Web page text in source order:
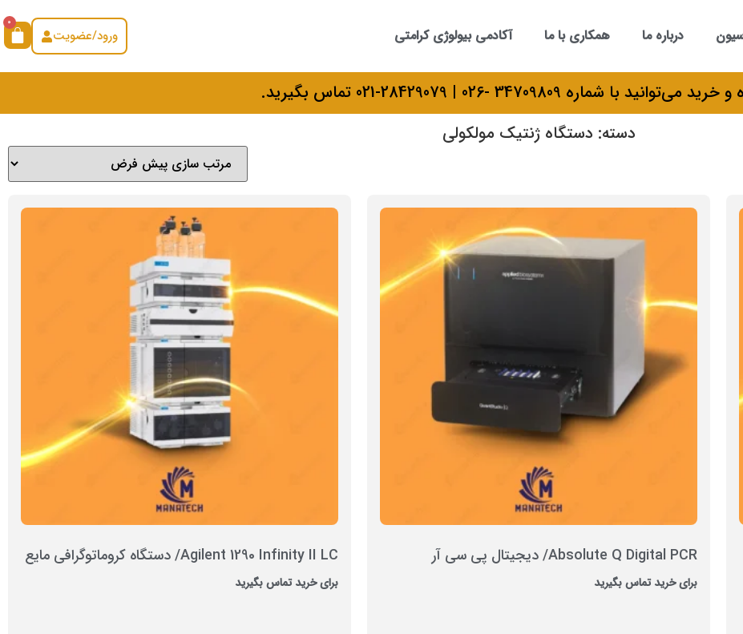
درباره ما همکاری با ما آکادمی بیولوژی کرامتی
0
ورود/عضویت
با شماره 34709809 -026 | 28429079-021 تماس بگیرید.
دسته: دستگاه ژنتیک مولکولی
Absolute Q Digital PCR/ دیجیتال پی سی آر
برای خرید تماس بگیرید
Agilent 1290 Infinity II LC/ دستگاه کروماتوگرافی مایع
برای خرید تماس بگیرید